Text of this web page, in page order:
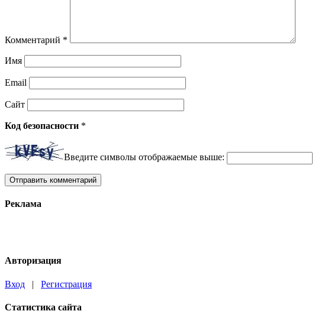
Комментарий *
Имя
Email
Сайт
Код безопасности *
Введите символы отображаемые выше:
Реклама
Авторизация
Вход | Регистрация
Статистика сайта